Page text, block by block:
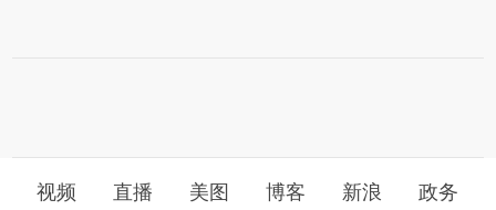
视频 直播 美图 博客 新浪 政务